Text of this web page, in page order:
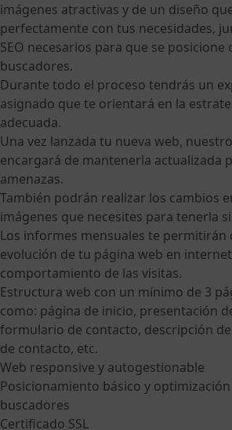
imágenes atractivas y de un diseño
perfectamente con tus necesidades,
SEO necesarios para que se
buscadores.
Durante todo el proceso tendrás un
asignado que te orientará en la
adecuada.
Una vez lanzada tu nueva web,
encargará de mantenerla actualizada
amenazas.
También podrán realizar los cambios
imágenes que necesites para tenerla
Los informes mensuales te permitirán
evolución de tu página web en
comportamiento de las visitas.
Estructura web con un mínimo de 3
como: página de inicio, presentación
formulario de contacto, descripción
de contacto, etc.
Web responsive y autogestionable
Posicionamiento básico y
buscadores
Certificado SSL